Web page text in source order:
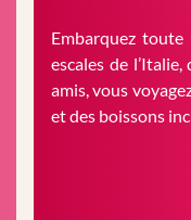
Embarquez toute
escales de
amis, vous
et des boissons